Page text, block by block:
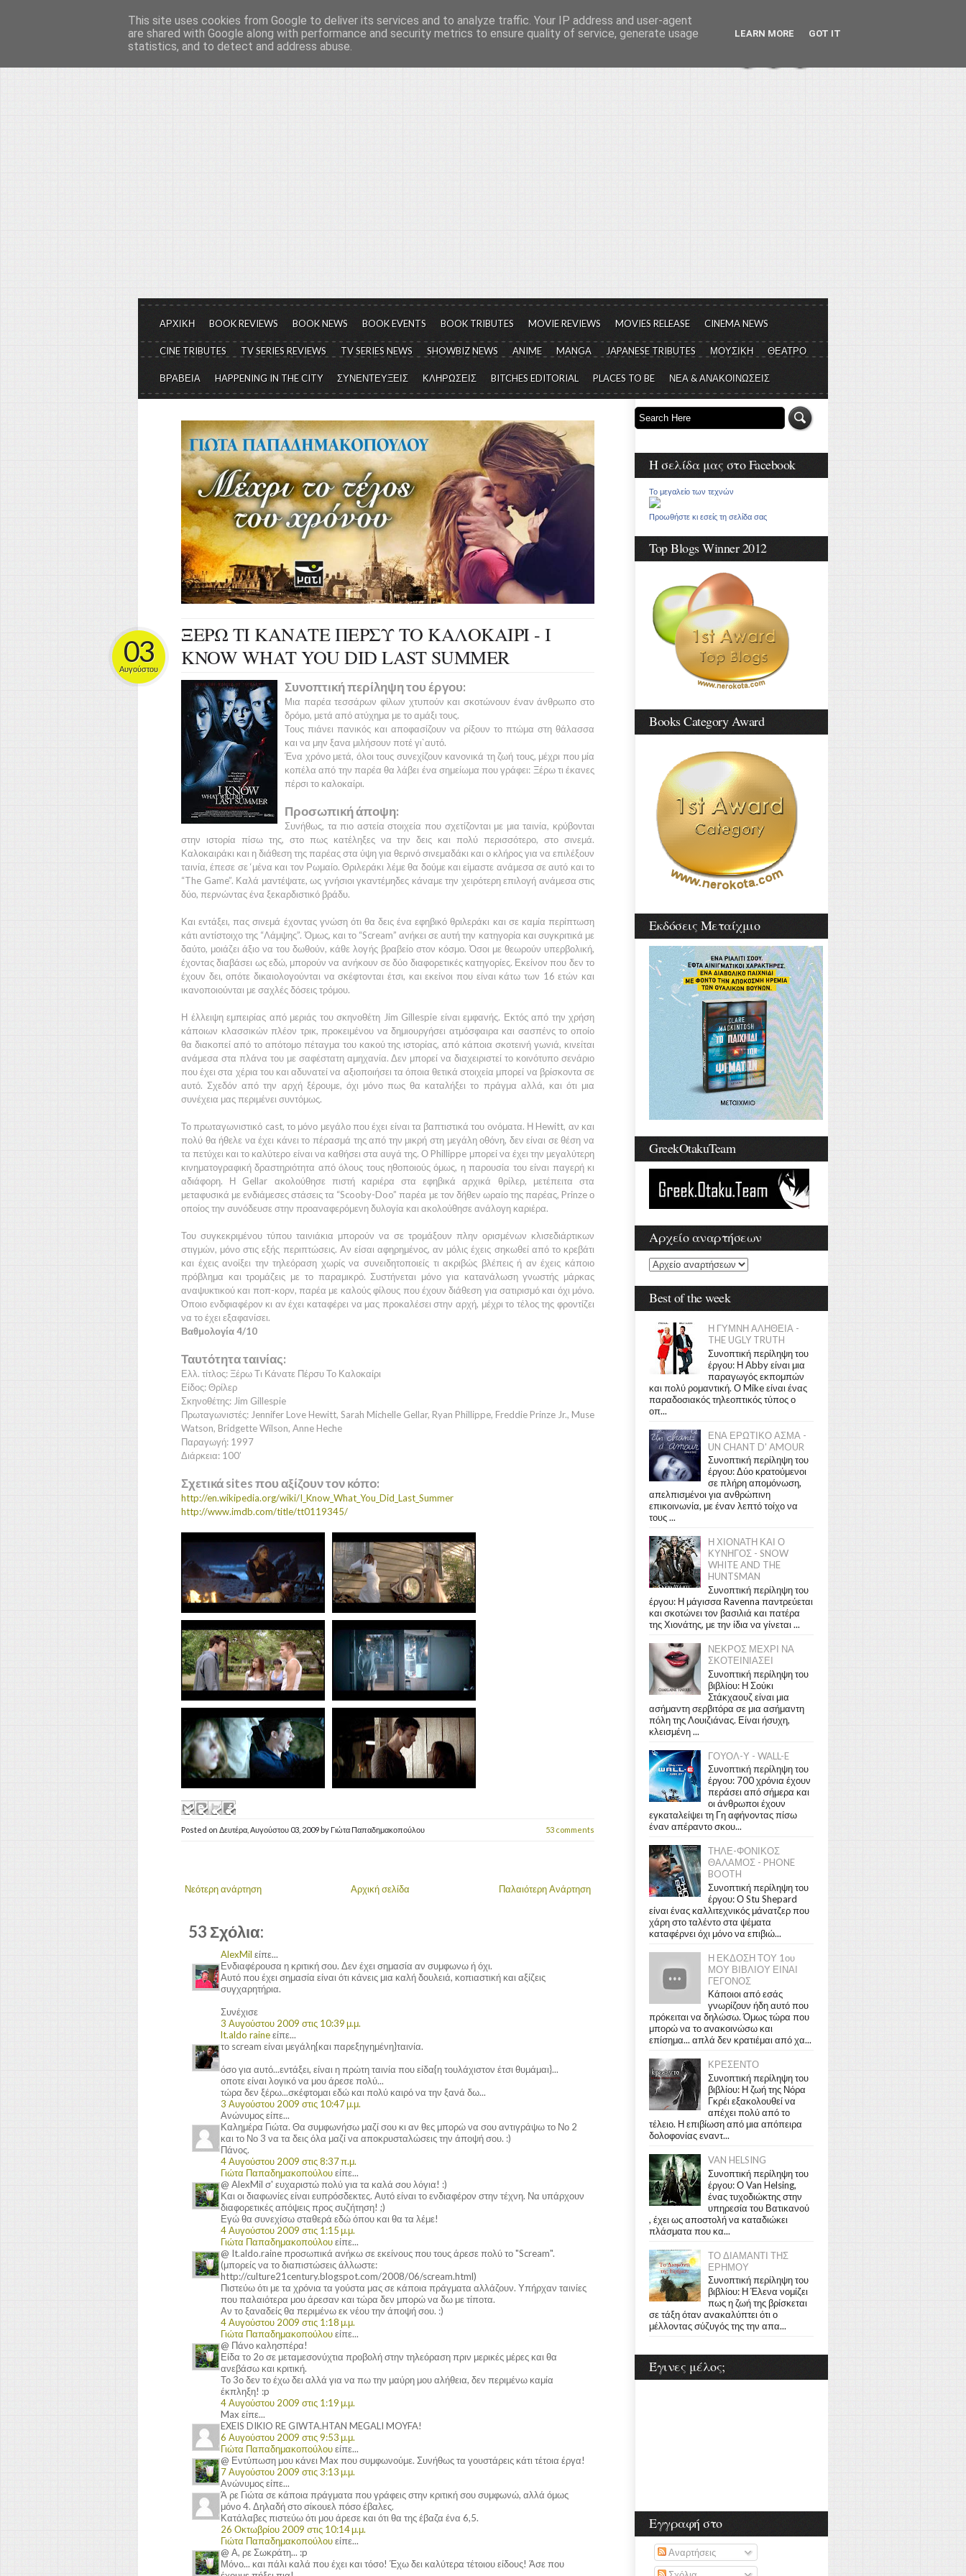
Το μεγαλείο των Τεχνών...
Είμαστε πάντα εδώ για να μιλάμε για τον πολιτισμό, σε κάθε του μορφή και έκταση...
ΑΡΧΙΚΗ BOOK REVIEWS BOOK NEWS BOOK EVENTS BOOK TRIBUTES MOVIE REVIEWS MOVIES RELEASE CINEMA NEWS
CINE TRIBUTES TV SERIES REVIEWS TV SERIES NEWS SHOWBIZ NEWS ANIME MANGA JAPANESE TRIBUTES ΜΟΥΣΙΚΗ ΘΕΑΤΡΟ
ΒΡΑΒΕΙΑ HAPPENING IN THE CITY ΣΥΝΕΝΤΕΥΞΕΙΣ ΚΛΗΡΩΣΕΙΣ BITCHES EDITORIAL PLACES TO BE ΝΕΑ & ΑΝΑΚΟΙΝΩΣΕΙΣ
ΞΕΡΩ ΤΙ ΚΑΝΑΤΕ ΠΕΡΣΥ ΤΟ ΚΑΛΟΚΑΙΡΙ - I
KNOW WHAT YOU DID LAST SUMMER
03
Αυγούστου
Συνοπτική περίληψη του έργου:
Μια παρέα τεσσάρων φίλων χτυπούν και σκοτώνουν έναν άνθρωπο στο
δρόμο, μετά από ατύχημα με το αμάξι τους.
Τους πιάνει πανικός και αποφασίζουν να ρίξουν το πτώμα στη θάλασσα
και να μην ξανα μιλήσουν ποτέ γι`αυτό.
Ένα χρόνο μετά, όλοι τους συνεχίζουν κανονικά τη ζωή τους, μέχρι που μία
κοπέλα από την παρέα θα λάβει ένα σημείωμα που γράφει: Ξέρω τι έκανες
πέρσι το καλοκαίρι.
Προσωπική άποψη:
Συνήθως, τα πιο αστεία στοιχεία που σχετίζονται με μια ταινία, κρύβονται
στην ιστορία πίσω της, στο πως κατέληξες να την δεις και πολύ περισσότερο, στο σινεμά.
Καλοκαιράκι και η διάθεση της παρέας στα ύψη για θερινό σινεμαδάκι και ο κλήρος για να επιλέξουν
ταινία, έπεσε σε ‘μένα και τον Ρωμαίο. Θριλεράκι λέμε θα δούμε και είμαστε ανάμεσα σε αυτό και το
“The Game”. Καλά μαντέψατε, ως γνήσιοι γκαντέμηδες κάναμε την χειρότερη επιλογή ανάμεσα στις
δύο, περνώντας ένα ξεκαρδιστικό βράδυ.
Και εντάξει, πας σινεμά έχοντας γνώση ότι θα δεις ένα εφηβικό θριλεράκι και σε καμία περίπτωση
κάτι αντίστοιχο της “Λάμψης”. Όμως, και το “Scream” ανήκει σε αυτή την κατηγορία και συγκριτικά με
δαύτο, μοιάζει άξιο να του δωθούν, κάθε λογής βραβείο στον κόσμο. Όσοι με θεωρούν υπερβολική,
έχοντας διαβάσει ως εδώ, μπορούν να ανήκουν σε δύο διαφορετικές κατηγορίες. Εκείνον που δεν το
έχουν δει, οπότε δικαιολογούνται να σκέφτονται έτσι, και εκείνοι που είναι κάτω των 16 ετών και
ικανοποιούνται με σαχλές δόσεις τρόμου.
Η έλλειψη εμπειρίας από μεριάς του σκηνοθέτη Jim Gillespie είναι εμφανής. Εκτός από την χρήση
κάποιων κλασσικών πλέον τρικ, προκειμένου να δημιουργήσει ατμόσφαιρα και σασπένς το οποίο
θα διακοπεί από το απότομο πέταγμα του κακού της ιστορίας, από κάποια σκοτεινή γωνιά, κινείται
ανάμεσα στα πλάνα του με σαφέστατη αμηχανία. Δεν μπορεί να διαχειριστεί το κοινότυπο σενάριο
που έχει στα χέρια του και αδυνατεί να αξιοποιήσει τα όποια θετικά στοιχεία μπορεί να βρίσκοντα σε
αυτό. Σχεδόν από την αρχή ξέρουμε, όχι μόνο πως θα καταλήξει το πράγμα αλλά, και ότι μια
συνέχεια μας περιμένει συντόμως.
Το πρωταγωνιστικό cast, το μόνο μεγάλο που έχει είναι τα βαπτιστικά του ονόματα. Η Hewitt, αν και
πολύ θα ήθελε να έχει κάνει το πέρασμά της από την μικρή στη μεγάλη οθόνη, δεν είναι σε θέση να
τα πετύχει και το καλύτερο είναι να καθήσει στα αυγά της. Ο Phillippe μπορεί να έχει την μεγαλύτερη
κινηματογραφική δραστηριότητα από όλους τους ηθοποιούς όμως, η παρουσία του είναι παγερή κι
αδιάφορη. Η Gellar ακολούθησε πιστή καριέρα στα εφηβικά αρχικά θρίλερ, μετέπειτα στα
μεταφυσικά με ενδιάμεσες στάσεις τα “Scooby-Doo” παρέα με τον δήθεν ωραίο της παρέας, Prinzeο
οποίος την συνόδευσε στην προαναφερόμενη δυλογία και ακολούθησε ανάλογη καριέρα.
Του συγκεκριμένου τύπου ταινιάκια μπορούν να σε τρομάξουν πλην ορισμένων κλισεδιάρτικων
στιγμών, μόνο στις εξής περιπτώσεις. Αν είσαι αφηρημένος, αν μόλις έχεις σηκωθεί από το κρεβάτι
και έχεις ανοίξει την τηλεόραση χωρίς να συνειδητοποιείς τι ακριβώς βλέπεις ή αν έχεις κάποιο
πρόβλημα και τρομάζεις με το παραμικρό. Συστήνεται μόνο για κατανάλωση γνωστής μάρκας
αναψυκτικού και ποπ-κορν, παρέα με καλούς φίλους που έχουν διάθεση για σατιρισμό και όχι μόνο.
Όποιο ενδφιαφέρον κι αν έχει καταφέρει να μας προκαλέσει στην αρχή, μέχρι το τέλος της φροντίζει
να το έχει εξαφανίσει.
Βαθμολογία 4/10
Ταυτότητα ταινίας:
Ελλ. τίτλος: Ξέρω Τι Κάνατε Πέρσυ Το Καλοκαίρι
Είδος: Θρίλερ
Σκηνοθέτης: Jim Gillespie
Πρωταγωνιστές: Jennifer Love Hewitt, Sarah Michelle Gellar, Ryan Phillippe, Freddie Prinze Jr., Muse
Watson, Bridgette Wilson, Anne Heche
Παραγωγή: 1997
Διάρκεια: 100’
Σχετικά sites που αξίζουν τον κόπο:
http://en.wikipedia.org/wiki/I_Know_What_You_Did_Last_Summer
http://www.imdb.com/title/tt0119345/
Posted on Δευτέρα, Αυγούστου 03, 2009 by Γιώτα Παπαδημακοπούλου 53 comments
Νεότερη ανάρτηση Παλαιότερη Ανάρτηση
Αρχική σελίδα
53 Σχόλια:
AlexMil είπε...
Ενδιαφέρουσα η κριτική σου. Δεν έχει σημασία αν συμφωνω ή όχι.
Αυτό που έχει σημασία είναι ότι κάνεις μια καλή δουλειά, κοπιαστική και αξίζεις
συγχαρητήρια.
Συνέχισε
3 Αυγούστου 2009 στις 10:39 μ.μ.
lt.aldo raineείπε...
το scream είναι μεγάλη{και παρεξηγημένη}ταινία.
όσο για αυτό...εντάξει, είναι η πρώτη ταινία που είδα{η τουλάχιστον έτσι θυμάμαι}...
οποτε είναι λογικό να μου άρεσε πολύ...
τώρα δεν ξέρω...σκέφτομαι εδώ και πολύ καιρό να την ξανά δω...
3 Αυγούστου 2009 στις 10:47 μ.μ.
Ανώνυμος είπε...
Καλημέρα Γιώτα. Θα συμφωνήσω μαζί σου κι αν θες μπορώ να σου αντιγράψω το Νο 2
και το Νο 3 να τα δεις όλα μαζί να αποκρυσταλώσεις την άποψή σου. :)
Πάνος.
4 Αυγούστου 2009 στις 8:37 π.μ.
Γιώτα Παπαδημακοπούλουείπε...
@ AlexMil σ' ευχαριστώ πολύ για τα καλά σου λόγια! :)
Και οι διαφωνίες είναι ευπρόσδεκτες. Αυτό είναι το ενδιαφέρον στην τέχνη. Να υπάρχουν
διαφορετικές απόψεις προς συζήτηση! ;)
Εγώ θα συνεχίσω σταθερά εδώ όπου και θα τα λέμε!
4 Αυγούστου 2009 στις 1:15 μ.μ.
Γιώτα Παπαδημακοπούλουείπε...
@ It.aldo.raine προσωπικά ανήκω σε εκείνους που τους άρεσε πολύ το "Scream".
(μπορείς να το διαπιστώσεις άλλωστε:
http://culture21century.blogspot.com/2008/06/scream.html)
Πιστεύω ότι με τα χρόνια τα γούστα μας σε κάποια πράγματα αλλάζουν. Υπήρχαν ταινίες
που παλαιότερα μου άρεσαν και τώρα δεν μπορώ να δω με τίποτα.
Αν το ξαναδείς θα περιμένω εκ νέου την άποψή σου. :)
4 Αυγούστου 2009 στις 1:18 μ.μ.
Γιώτα Παπαδημακοπούλουείπε...
@ Πάνο καλησπέρα!
Είδα το 2ο σε μεταμεσονύχτια προβολή στην τηλεόραση πριν μερικές μέρες και θα
ανεβάσω και κριτική.
Το 3ο δεν το έχω δει αλλά για να πω την μαύρη μου αλήθεια, δεν περιμένω καμία
έκπληξη! :p
4 Αυγούστου 2009 στις 1:19 μ.μ.
Max είπε...
EXEIS DIKIO RE GIWTA.HTAN MEGALI MOYFA!
6 Αυγούστου 2009 στις 9:53 μ.μ.
Γιώτα Παπαδημακοπούλουείπε...
@ Εντύπωση μου κάνει Max που συμφωνούμε. Συνήθως τα γουστάρεις κάτι τέτοια έργα!
7 Αυγούστου 2009 στις 3:13 μ.μ.
Ανώνυμος είπε...
Ά ρε Γιώτα σε κάποια πράγματα που γράφεις στην κριτική σου συμφωνώ, αλλά όμως
μόνο 4. Δηλαδή στο σίκουελ πόσο έβαλες.
Κατάλαβες πιστεύω ότι μου άρεσε και ότι θα της έβαζα ένα 6,5.
26 Οκτωβρίου 2009 στις 10:14 μ.μ.
Γιώτα Παπαδημακοπούλουείπε...
@ Α, ρε Σωκράτη... :p
Μόνο... και πάλι καλά που έχει και τόσο! Έχω δει καλύτερα τέτοιου είδους! Άσε που
Η σελίδα μας στο Facebook
Το μεγαλείο των τεχνών
Προωθήστε κι εσείς τη σελίδα σας
Top Blogs Winner 2012
Books Category Award
Εκδόσεις Μεταίχμιο
GreekOtakuTeam
Αρχείο αναρτήσεων
Best of the week
Η ΓΥΜΝΗ ΑΛΗΘΕΙΑ -
THE UGLY TRUTH
Συνοπτική περίληψη του
έργου: Η Abby είναι μια
παραγωγός εκπομπών
και πολύ ρομαντική. Ο Mike είναι ένας
παραδοσιακός τηλεοπτικός τύπος ο
οπ...
ΕΝΑ ΕΡΩΤΙΚΟ ΑΣΜΑ -
UN CHANT D' AMOUR
Συνοπτική περίληψη του
έργου: Δύο κρατούμενοι
σε πλήρη απομόνωση,
απελπισμένοι για ανθρώπινη
επικοινωνία, με έναν λεπτό τοίχο να
τους ...
Η ΧΙΟΝΑΤΗ ΚΑΙ Ο
ΚΥΝΗΓΟΣ - SNOW
WHITE AND THE
HUNTSMAN
Συνοπτική περίληψη του
έργου: Η μάγισσα Ravenna παντρεύεται
και σκοτώνει τον βασιλιά και πατέρα
της Χιονάτης, με την ίδια να γίνεται ...
ΝΕΚΡΟΣ ΜΕΧΡΙ ΝΑ
ΣΚΟΤΕΙΝΙΑΣΕΙ
Συνοπτική περίληψη του
βιβλίου: Η Σούκι
Στάκχαουζ είναι μια
ασήμαντη σερβιτόρα σε μια ασήμαντη
πόλη της Λουιζιάνας. Είναι ήσυχη,
κλεισμένη ...
ΓΟΥΟΛ-Υ - WALL-E
Συνοπτική περίληψη του
έργου: 700 χρόνια έχουν
περάσει από σήμερα και
οι άνθρωποι έχουν
εγκαταλείψει τη Γη αφήνοντας πίσω
έναν απέραντο σκου...
ΤΗΛΕ-ΦΟΝΙΚΟΣ
ΘΑΛΑΜΟΣ - PHONE
BOOTH
Συνοπτική περίληψη του
έργου: Ο Stu Shepard
είναι ένας καλλιτεχνικός μάνατζερ που
χάρη στο ταλέντο στα ψέματα
καταφέρνει όχι μόνο να επιβιώ...
Η ΕΚΔΟΣΗ ΤΟΥ 1ου
ΜΟΥ ΒΙΒΛΙΟΥ ΕΙΝΑΙ
ΓΕΓΟΝΟΣ
Κάποιοι από εσάς
γνωρίζουν ήδη αυτό που
πρόκειται να δηλώσω. Όμως τώρα που
μπορώ να το ανακοινώσω και
επίσημα... απλά δεν κρατιέμαι από χα...
ΚΡΕΣΕΝΤΟ
Συνοπτική περίληψη του
βιβλίου: Η ζωή της Νόρα
Γκρέι εξακολουθεί να
απέχει πολύ από το
τέλειο. Η επιβίωση από μια απόπειρα
δολοφονίας εναντ...
VAN HELSING
Συνοπτική περίληψη του
έργου: Ο Van Helsing,
ένας τυχοδιώκτης στην
υπηρεσία του Βατικανού
, έχει ως αποστολή να καταδιώκει
πλάσματα που κα...
ΤΟ ΔΙΑΜΑΝΤΙ ΤΗΣ
ΕΡΗΜΟΥ
Συνοπτική περίληψη του
βιβλίου: Η Έλενα νομίζει
πως η ζωή της βρίσκεται
σε τάξη όταν ανακαλύπτει ότι ο
μέλλοντας σύζυγός της την απα...
Έγινες μέλος;
Εγγραφή στο
Αναρτήσεις
This site uses cookies from Google to deliver its services and to analyze traffic. Your IP address and user-agent
are shared with Google along with performance and security metrics to ensure quality of service, generate usage
statistics, and to detect and address abuse.
LEARN MORE GOT IT